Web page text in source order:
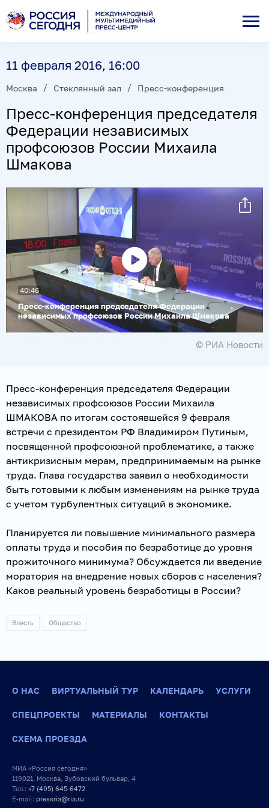
11 февраля 2016, 16:00
Москва Стеклянный зал Пресс-конференция
Пресс-конференция председателя
Федерации независимых
профсоюзов России Михаила
Шмакова
Воспроизвести
видео
Пресс-конференция председателя Федерации
независимых профсоюзов России Михаила Шмакова
40:46
© РИА Новости
Пресс-конференция председателя Федерации
независимых профсоюзов России Михаила
ШМАКОВА по итогам состоявшейся 9 февраля
встречи с президентом РФ Владимиром Путиным,
посвященной профсоюзной проблематике, а также
антикризисным мерам, предпринимаемым на рынке
труда. Глава государства заявил о необходимости
быть готовыми к любым изменениям на рынке труда
с учетом турбулентных ситуаций в экономике.
Планируется ли повышение минимального размера
оплаты труда и пособия по безработице до уровня
прожиточного минимума? Обсуждается ли введение
моратория на внедрение новых сборов с населения?
Каков реальный уровень безработицы в России?
Власть Общество
О НАС ВИРТУАЛЬНЫЙ ТУР КАЛЕНДАРЬ УСЛУГИ
СПЕЦПРОЕКТЫ МАТЕРИАЛЫ КОНТАКТЫ
СХЕМА ПРОЕЗДА
МИА «Россия сегодня»
119021, Москва, Зубовский бульвар, 4
Тел.: +7 (495) 645-6472
E-mail: pressria@ria.ru